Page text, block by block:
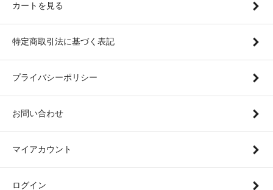
カートを見る
特定商取引法に基づく表記
プライバシーポリシー
お問い合わせ
マイアカウント
ログイン